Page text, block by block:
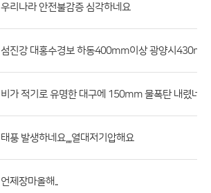
우리나라 안전불감증 심각하네요
섬진강 대홍수경보 하동400mm이상 광양시
비가 적기로 유명한 대구에 150mm 물폭탄 내렸네요.
태풍 발생하네요,,,,열대저기압해요
언제장마올해..